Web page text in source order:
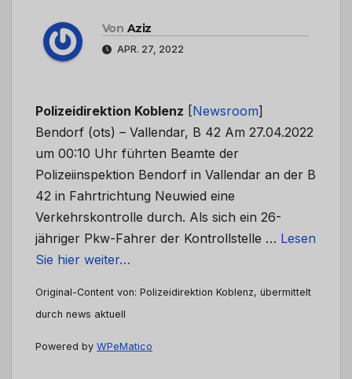
Von Aziz
APR. 27, 2022
Polizeidirektion Koblenz [Newsroom]
Bendorf (ots) – Vallendar, B 42 Am 27.04.2022
um 00:10 Uhr führten Beamte der
Polizeiinspektion Bendorf in Vallendar an der B
42 in Fahrtrichtung Neuwied eine
Verkehrskontrolle durch. Als sich ein 26-
jähriger Pkw-Fahrer der Kontrollstelle … Lesen
Sie hier weiter…
Original-Content von: Polizeidirektion Koblenz, übermittelt
durch news aktuell
Powered by WPeMatico